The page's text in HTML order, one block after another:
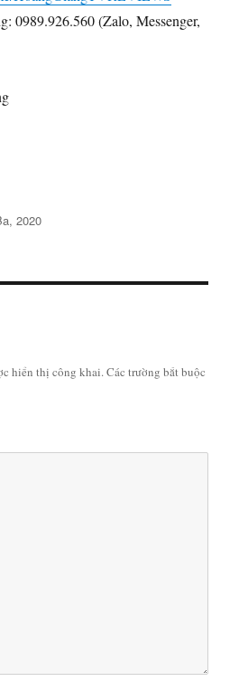
0989.926.560 (Zalo, Messenger,
2020
hiển thị công khai.Các trường bắt buộc